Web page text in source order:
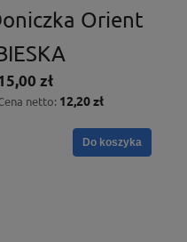
Orient
zł
netto: 12,20 zł
Do koszyka